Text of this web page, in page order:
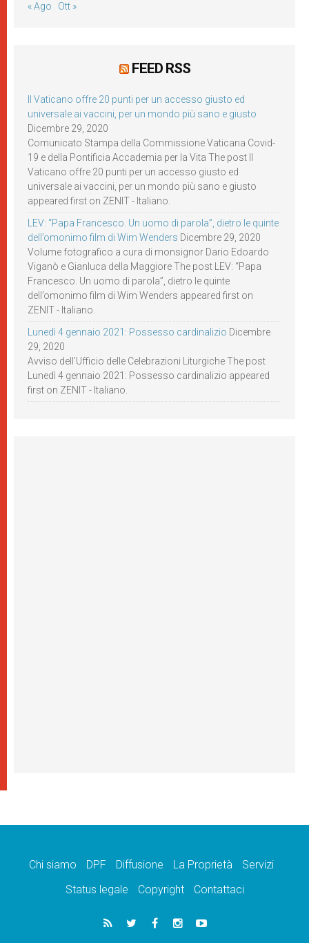
« Ago Ott »
FEED RSS
Il Vaticano offre 20 punti per un accesso giusto ed
universale ai vaccini, per un mondo più sano e giusto
Dicembre 29, 2020
Comunicato Stampa della Commissione Vaticana Covid-
19 e della Pontificia Accademia per la Vita The post Il
Vaticano offre 20 punti per un accesso giusto ed
universale ai vaccini, per un mondo più sano e giusto
appeared first on ZENIT - Italiano.
LEV: “Papa Francesco. Un uomo di parola”, dietro le quinte
dell’omonimo film di Wim Wenders Dicembre 29, 2020
Volume fotografico a cura di monsignor Dario Edoardo
Viganò e Gianluca della Maggiore The post LEV: “Papa
Francesco. Un uomo di parola”, dietro le quinte
dell’omonimo film di Wim Wenders appeared first on
ZENIT - Italiano.
Lunedì 4 gennaio 2021: Possesso cardinalizio Dicembre
29, 2020
Avviso dell’Ufficio delle Celebrazioni Liturgiche The post
Lunedì 4 gennaio 2021: Possesso cardinalizio appeared
first on ZENIT - Italiano.
Chi siamo DPF Diffusione La Proprietà
Servizi
Status legale
Copyright Contattaci